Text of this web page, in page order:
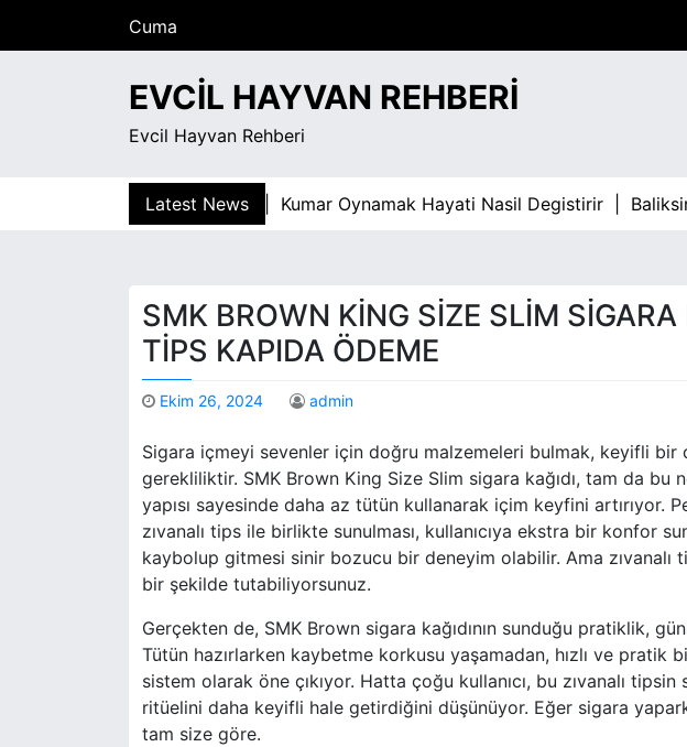
Cuma
Ağustos 7, 2026
EVCIL HAYVAN REHBERI
Evcil Hayvan Rehberi
Latest NewsKumar Oynamak Hayati Nasil Degistirir |Baliksirti
SMK BROWN KING SIZE SLIM
TIPS KAPIDA ÖDEME
Ekim 26, 2024 admin
Sigara içmeyi sevenler için doğru malzemeleri bulmak, keyifli bir
gerekliliktir. SMK Brown King Size Slim sigara kağıdı, tam da bu
yapısı sayesinde daha az tütün kullanarak içim keyfini artırıyor.
zıvanalı tips ile birlikte sunulması, kullanıcıya ekstra bir konfor
kaybolup gitmesi sinir bozucu bir deneyim olabilir. Ama zıvanalı
bir şekilde tutabiliyorsunuz.
Gerçekten de, SMK Brown sigara kağıdının sunduğu pratiklik,
Tütün hazırlarken kaybetme korkusu yaşamadan, hızlı ve pratik
sistem olarak öne çıkıyor. Hatta çoğu kullanıcı, bu zıvanalı
ritüelini daha keyifli hale getirdiğini düşünüyor. Eğer sigara
tam size göre.